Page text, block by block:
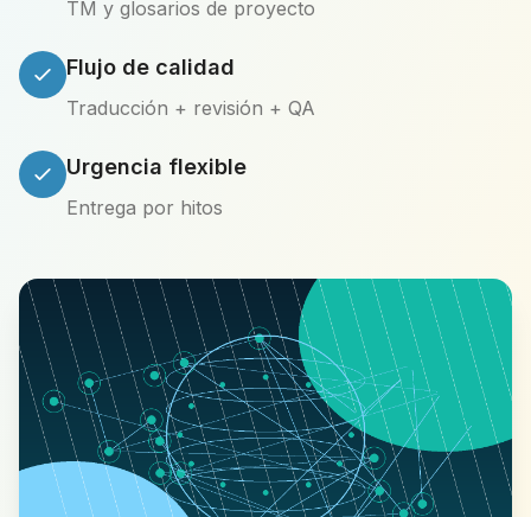
TM y glosarios de proyecto
Flujo de calidad
Traducción + revisión + QA
Urgencia flexible
Entrega por hitos